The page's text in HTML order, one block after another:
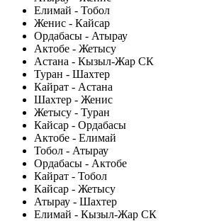
Елимай - Тобол
Женис - Кайсар
Ордабасы - Атырау
Актобе - Жетысу
Астана - Кызыл-Жар СК
Туран - Шахтер
Кайрат - Астана
Шахтер - Женис
Жетысу - Туран
Кайсар - Ордабасы
Актобе - Елимай
Тобол - Атырау
Ордабасы - Актобе
Кайрат - Тобол
Кайсар - Жетысу
Атырау - Шахтер
Елимай - Кызыл-Жар СК